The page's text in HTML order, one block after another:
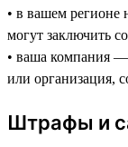
• в вашем
могут заключить
• ваша компания —
или организация,
Штрафы и